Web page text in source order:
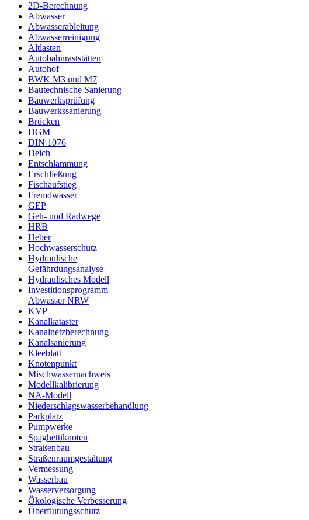
2D-Berechnung
Abwasser
Abwasserableitung
Abwasserreinigung
Altlasten
Autobahnraststätten
Autohof
BWK M3 und M7
Bautechnische Sanierung
Bauwerksprüfung
Bauwerkssanierung
Brücken
DGM
DIN 1076
Deich
Entschlammung
Erschließung
Fischaufstieg
Fremdwasser
GEP
Geh- und Radwege
HRB
Heber
Hochwasserschutz
Hydraulische
Gefährdungsanalyse
Hydraulisches Modell
Investitionsprogramm
Abwasser NRW
KVP
Kanalkataster
Kanalnetzberechnung
Kanalsanierung
Kleeblatt
Knotenpunkt
Mischwassernachweis
Modellkalibrierung
NA-Modell
Niederschlagswasserbehandlung
Parkplatz
Pumpwerke
Spaghettiknoten
Straßenbau
Straßenraumgestaltung
Vermessung
Wasserbau
Wasserversorgung
Ökologische Verbesserung
Überflutungsschutz